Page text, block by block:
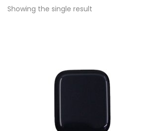
Showing the single result